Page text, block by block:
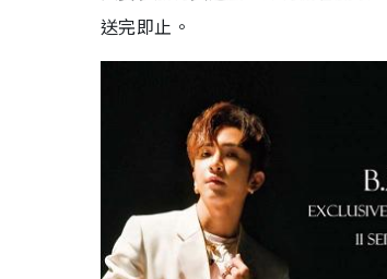
送完即止。